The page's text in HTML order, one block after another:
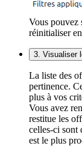
Vous pouvez
réinitialiser
3. Visualiser
La liste des
pertinence.
plus à vos
Vous avez
restitue les
celles-ci sont
est le plus